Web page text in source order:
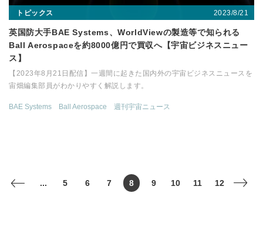
トピックス 2023/8/21
英国防大手BAE Systems、WorldViewの製造等で知られる
Ball Aerospaceを約8000億円で買収へ【宇宙ビジネスニュー
ス】
【2023年8月21日配信】一週間に起きた国内外の宇宙ビジネスニュースを
宙畑編集部員がわかりやすく解説します。
BAE Systems Ball Aerospace 週刊宇宙ニュース
... 5 6 7 8 9 10 11 12 >